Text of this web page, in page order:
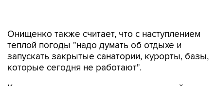
запускать закрытые санатории, курорты, базы,
которые сегодня не работают".
Кроме того, он предложил со следующей